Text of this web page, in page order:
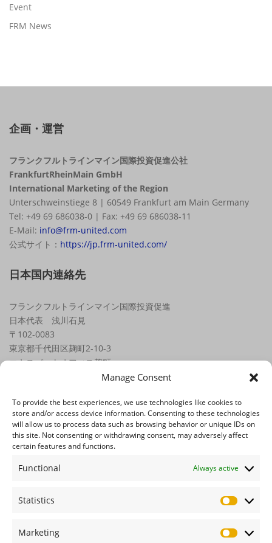
Manage Consent
To provide the best experiences, we use technologies like cookies to
store and/or access device information. Consenting to these technologies
will allow us to process data such as browsing behavior or unique IDs on
this site. Not consenting or withdrawing consent, may adversely affect
certain features and functions.
Functional Always active
Statistics Statistics
Marketing Marketing
Event
FRM News
企画・運営
フランクフルトラインマイン国際投資促進公社
FrankfurtRheinMain GmbH
International Marketing of the Region
Unterschweinstiege 8 | 60549 Frankfurt am Main Germany
Tel: +49 69 686038-0 | Fax: +49 69 686038-11
E-Mail: info@frm-united.com
公式サイト： https://jp.frm-united.com/
日本国内連絡先
フランクフルトラインマイン国際投資促進
日本代表 浅川石見
〒102-0083
東京都千代田区麹町2-10-3
エキスパートオフィス麹町
Tel.: +81 (0) 70 / 7470 8000
運営組織について
インプリント